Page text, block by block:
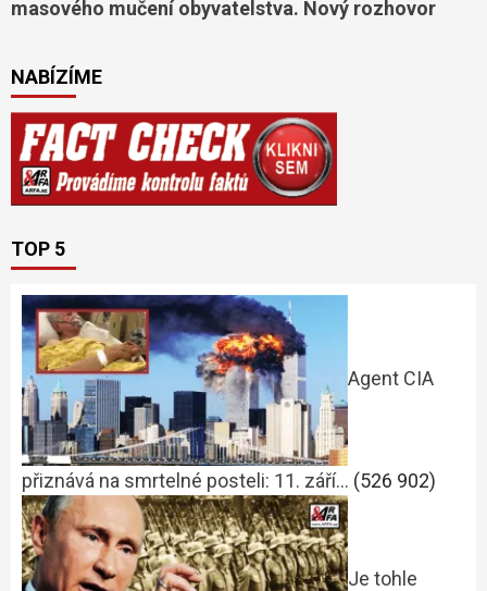
masového mučení obyvatelstva. Nový rozhovor
NABÍZÍME
TOP 5
Agent CIA
přiznává na smrtelné posteli: 11. září… (526 902)
Je tohle